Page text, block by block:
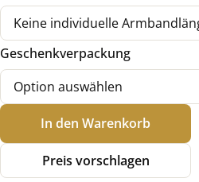
Geschenkverpackung
Seiko
HCC002J1
Presage
Automatik
In den Warenkorb
Preis vorschlagen